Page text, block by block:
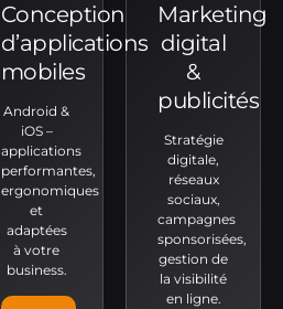
Conception
d’applications
mobiles
Android &
iOS –
applications
performantes,
ergonomiques
et
adaptées
à votre
business.
Marketing
digital
&
publicités
Stratégie
digitale,
réseaux
sociaux,
campagnes
sponsorisées,
gestion de
la visibilité
en ligne.